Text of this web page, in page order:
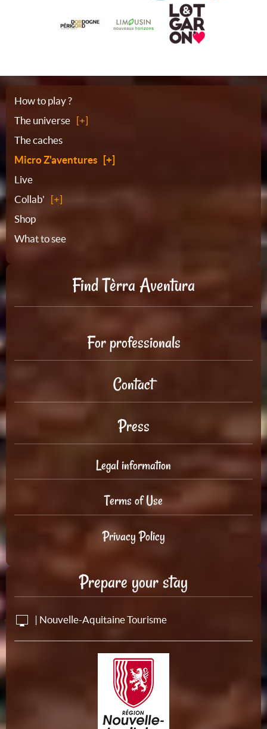
Sitemap
How to play ?
The universe
The caches
Micro Z'aventures
Live
Collab'
Shop
What to see
Find Tèrra Aventura
For professionals
Contact
Press
Legal information
Terms of Use
Privacy Policy
Prepare your stay
| Nouvelle-Aquitaine Tourisme